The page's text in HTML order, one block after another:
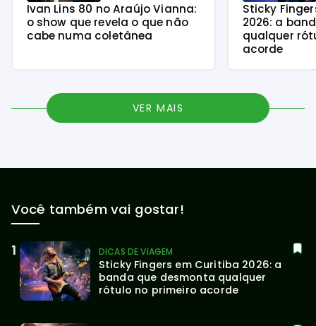
Ivan Lins 80 no Araújo Vianna:
o show que revela o que não
cabe numa coletânea
Sticky
2026: a
qualquer
acorde
VER MAIS
Você também vai gostar!
DICAS DE VIAGEM
Sticky Fingers em Curitiba 2026: a
banda que desmonta qualquer
rótulo no primeiro acorde